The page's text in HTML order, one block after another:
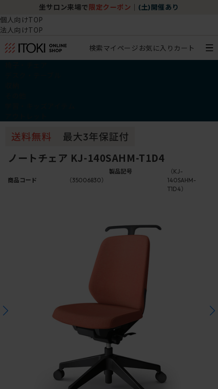
坐サロン来場で 限定クーポン (土)開催あり
個人向けTOP
法人向けTOP
検索マイページ お気に入り カート
ノートチェア KJ-140SAHM-T1D4
商品コード （35006830）
製品記号
（KJ-
140SAHM-
T1D4）